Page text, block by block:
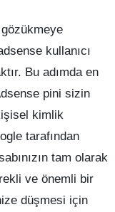
kullanıcı
Bu adımda en
pini sizin
kimlik
tarafından
tam olarak
ve önemli bir
düşmesi için